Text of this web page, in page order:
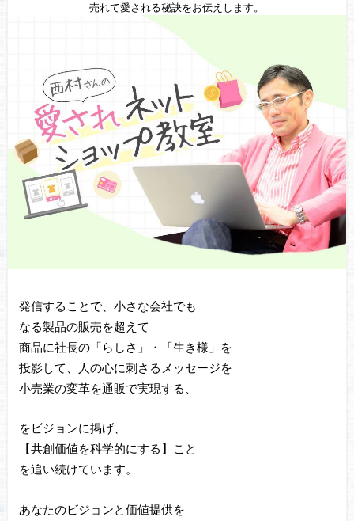
売れて愛される秘訣をお伝えします。
発信することで、小さな会社でも
なる製品の販売を超えて
商品に社長の「らしさ」・「生き様」を
投影して、人の心に刺さるメッセージを
小売業の変革を通販で実現する、
をビジョンに掲げ、
【共創価値を科学的にする】こと
を追い続けています。
あなたのビジョンと価値提供を